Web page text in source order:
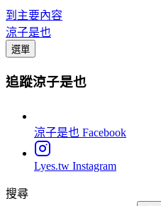
到主要內容
涼子是也
選單
追蹤涼子是也
涼子是也 Facebook
Lyes.tw Instagram
搜尋